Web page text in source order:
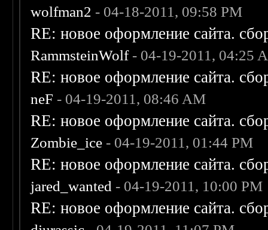
wolfman2 - 04-18-2011, 09:58 PM
RE: новое оформление сайта.
RammsteinWolf- 04-19-2011, 04:25
RE: новое оформление сайта.
neF - 04-19-2011, 08:46 AM
RE: новое оформление сайта.
Zombie_ice - 04-19-2011, 01:44 PM
RE: новое оформление сайта.
jared_wanted - 04-19-2011, 10:00 PM
RE: новое оформление сайта.